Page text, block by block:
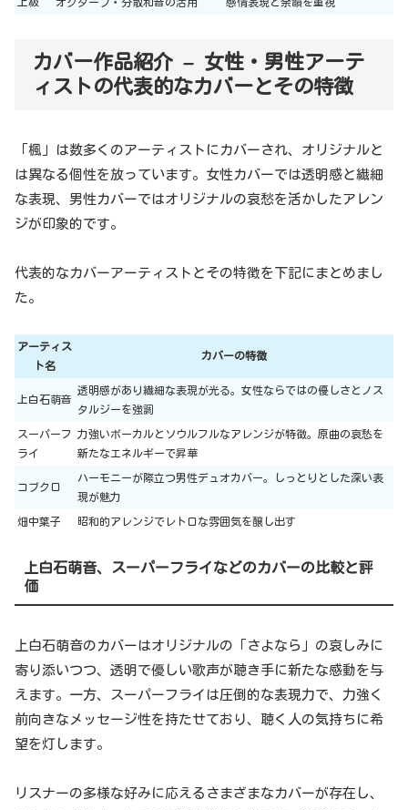
カバー作品紹介 – 女性・男性アーテ
ィストの代表的なカバーとその特徴
「楓」は数多くのアーティストにカバーされ、オリジナルと
は異なる個性を放っています。女性カバーでは透明感と繊細
な表現、男性カバーではオリジナルの哀愁を活かしたアレン
ジが印象的です。
代表的なカバーアーティストとその特徴を下記にまとめまし
た。
アーティス
ト名
カバーの特徴
上白石萌音
透明感があり繊細な表現が光る。女性ならではの優しさとノス
タルジーを強調
スーパーフ
ライ
力強いボーカルとソウルフルなアレンジが特徴。原曲の哀愁を
新たなエネルギーで昇華
コブクロ
ハーモニーが際立つ男性デュオカバー。しっとりとした深い表
現が魅力
畑中葉子 昭和的アレンジでレトロな雰囲気を醸し出す
上白石萌音、スーパーフライなどのカバーの比較と評
価
上白石萌音のカバーはオリジナルの「さよなら」の哀しみに
寄り添いつつ、透明で優しい歌声が聴き手に新たな感動を与
えます。一方、スーパーフライは圧倒的な表現力で、力強く
前向きなメッセージ性を持たせており、聴く人の気持ちに希
望を灯します。
リスナーの多様な好みに応えるさまざまなカバーが存在し、